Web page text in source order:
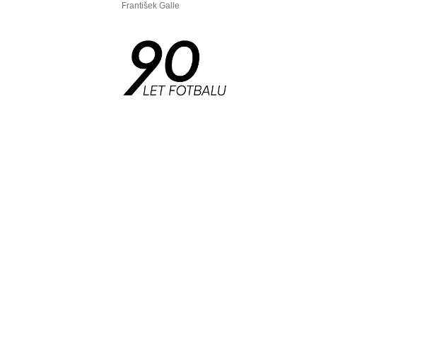
František Galle